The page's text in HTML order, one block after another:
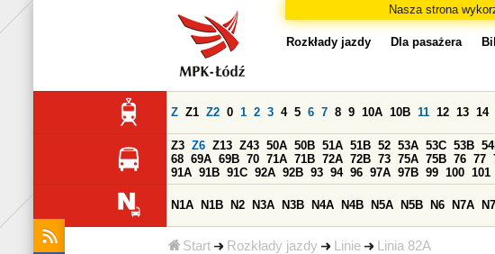
Nasza strona
Start Rozkłady jazdy Linie Linia 82A
Rozkłady jazdy Dla pasażera
Z Z1 Z2 0 1 2 3 4 5 6 7 8 9 10A 10B 11 12 13 14
Z3 Z6 Z13 Z43 50A 50B 51A 51B 52 53A 53C 53B
68 69A 69B 70 71A 71B 72A 72B 73 75A 75B 76 77
91A 91B 91C 92A 92B 93 94 96 97A 97B 99 100 101
N1A N1B N2 N3A N3B N4A N4B N5A N5B N6 N7A